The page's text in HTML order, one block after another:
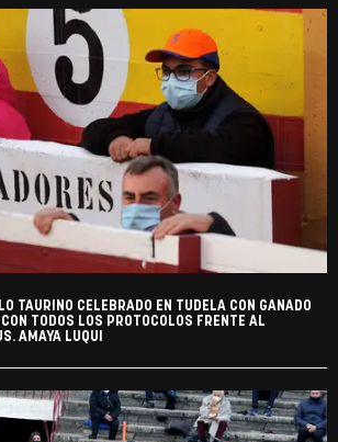
TAURINO CELEBRADO EN TUDELA CON GANADO
TODOS LOS PROTOCOLOS FRENTE AL
AMAYA LUQUI